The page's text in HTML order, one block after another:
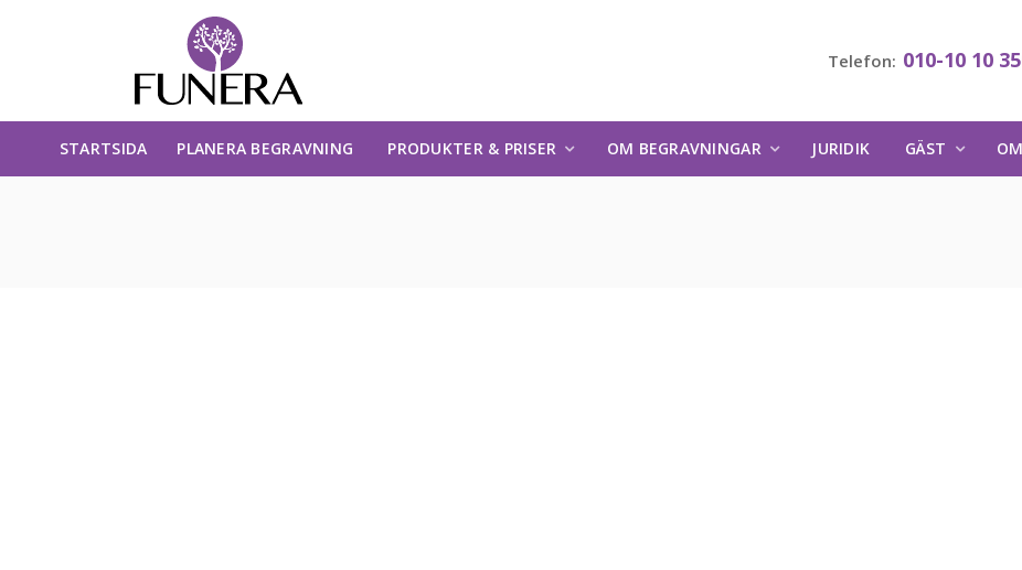
Telefon: 010-10 10
STARTSIDA PLANERA BEGRAVNING PRODUKTER & PRISER OM BEGRAVNINGAR JURIDIK GÄST